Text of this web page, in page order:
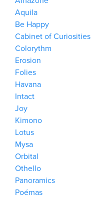
Aquila
Be Happy
Cabinet of Curiosities
Colorythm
Erosion
Folies
Havana
Intact
Joy
Kimono
Lotus
Mysa
Orbital
Othello
Panoramics
Poémas